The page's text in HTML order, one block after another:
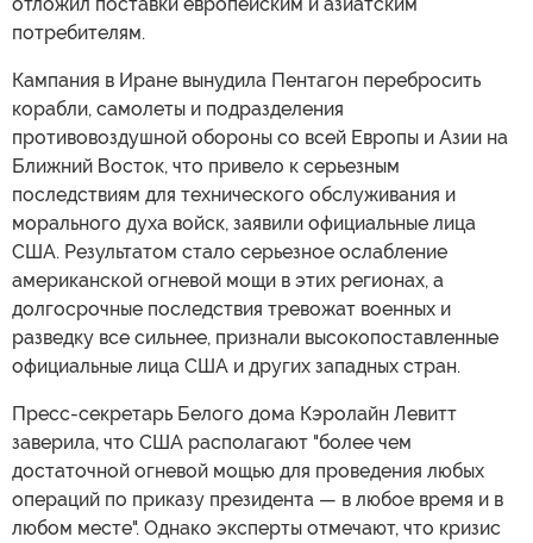
потребителям.
Кампания в Иране вынудила Пентагон перебросить
корабли, самолеты и подразделения
противовоздушной обороны со всей Европы и Азии на
Ближний Восток, что привело к серьезным
последствиям для технического обслуживания и
морального духа войск, заявили официальные лица
США. Результатом стало серьезное ослабление
американской огневой мощи в этих регионах, а
долгосрочные последствия тревожат военных и
разведку все сильнее, признали высокопоставленные
официальные лица США и других западных стран.
Пресс-секретарь Белого дома Кэролайн Левитт
заверила, что США располагают "более чем
достаточной огневой мощью для проведения любых
операций по приказу президента — в любое время и в
любом месте". Однако эксперты отмечают, что кризис